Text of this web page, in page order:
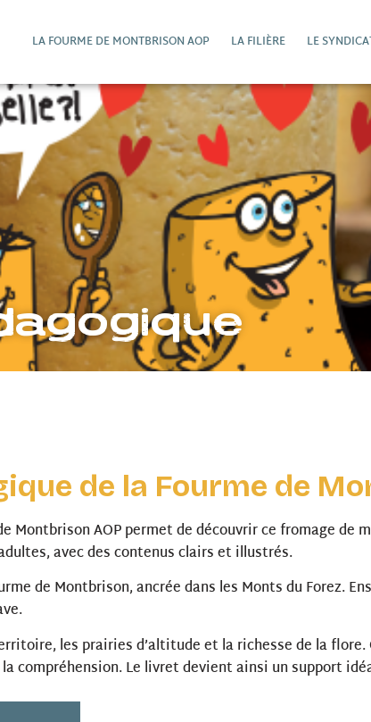
LA FOURME DE MONTBRISON AOP LA FILIÈRE LE
de la Fourme de
Montbrison AOP permet de découvrir ce fromage de
avec des contenus clairs et illustrés.
de Montbrison, ancrée dans les Monts du
les prairies d’altitude et la richesse de la
compréhension. Le livret devient ainsi un support